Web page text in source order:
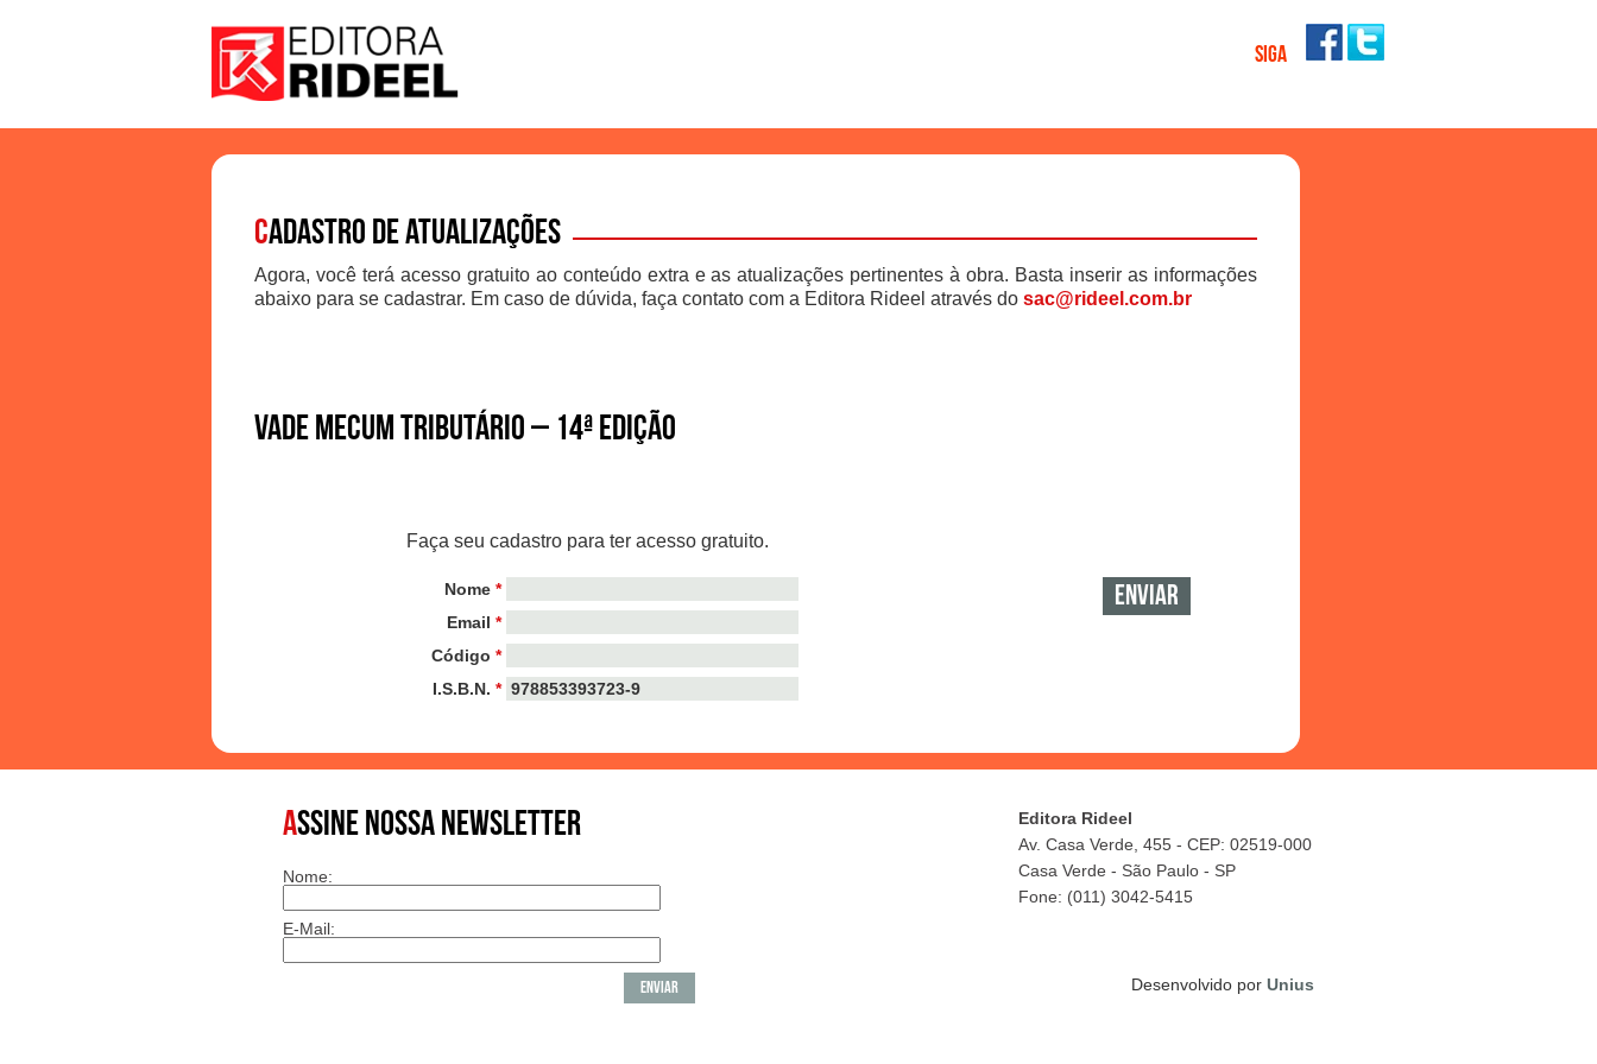
SIGA
Cadastro de atualizações
Agora, você terá acesso gratuito ao conteúdo extra e as atualizações pertinentes à obra. Basta inserir as informações
abaixo para se cadastrar. Em caso de dúvida, faça contato com a Editora Rideel através do sac@rideel.com.br
Vade Mecum Tributário – 14ª edição
Faça seu cadastro para ter acesso gratuito.
Nome *
Email *
Código *
I.S.B.N. *
ASSINE NOSSA NEWSLETTER
Nome:
E-Mail:
Editora Rideel
Av. Casa Verde, 455 - CEP: 02519-000
Casa Verde - São Paulo - SP
Fone: (011) 3042-5415
Desenvolvido por Unius